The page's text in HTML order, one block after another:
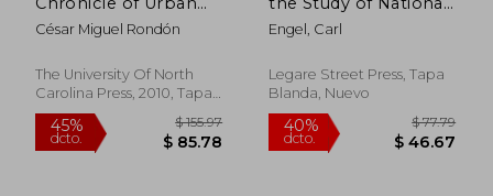
dcto. $ 34.07 dcto. $
Music From the
Caribbean to new
America in
Translation) (en
César Miguel Rondón
The University Of North
Carolina Press, 2010, Tapa
Blanda, Nuevo
Music Comprising
Researches Into
Inglés)
Engel, Carl
Legare Street Press, Tapa
Blanda, Nuevo